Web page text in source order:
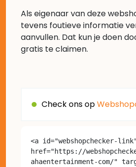
Als eigenaar van deze
tevens foutieve informatie
aanvullen. Dat kun je doen
gratis te claimen.
Check ons op
<a id="webshopchecker-
href="https://
ahaentertainment-com/"